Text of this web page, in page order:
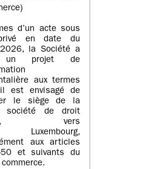
d’un acte sous
en date du
la Société a
un projet de
aux termes
est envisagé de
le siège de la
société de droit
vers
aux articles
et suivants du